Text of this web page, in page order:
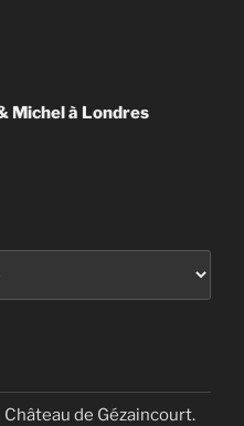
Michel à Londres
Château de Gézaincourt.